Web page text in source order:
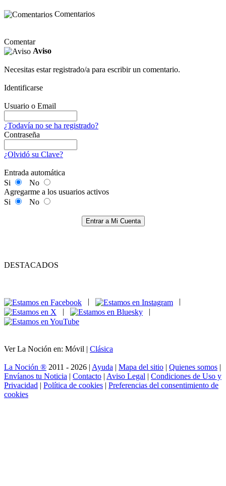
Comentarios
Comentar
Aviso
Necesitas estar registrado/a para escribir un comentario.
Identificarse
Usuario o Email
¿Todavía no se ha registrado?
Contraseña
¿Olvidó su Clave?
Entrada automática
Si
No
Agregarme a los usuarios activos
Si
No
Entrar a Mi Cuenta
DESTACADOS
|
|
Ver La Noción en: Móvil | Clásica
La Noción ® 2011 - 2026 | Ayuda | Mapa del sitio | Quienes somos |
Envíanos tu Noticia | Contacto | Aviso Legal | Condiciones de Uso y
Privacidad | Política de cookies | Preferencias del consentimiento de
cookies